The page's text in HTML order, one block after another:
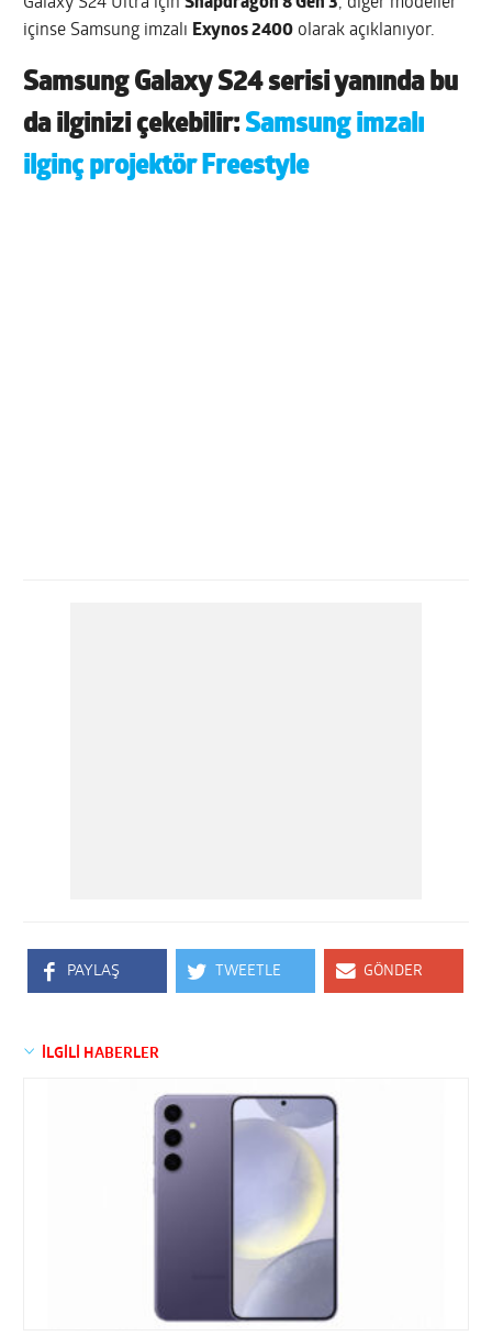
Galaxy S24 Ultra içinSnapdragon 8 Gen 3, diğer modeller
içinse Samsung imzalı Exynos 2400 olarak açıklanıyor.
Samsung Galaxy S24 serisi yanında bu
da ilginizi çekebilir: Samsung imzalı
ilginç projektör Freestyle
PAYLAŞ TWEETLE GÖNDER
İLGİLİ HABERLER